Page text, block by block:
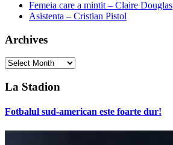
Femeia care a mintit – Claire Douglas
Asistenta – Cristian Pistol
Archives
Archives
La Stadion
Fotbalul sud-american este foarte dur!